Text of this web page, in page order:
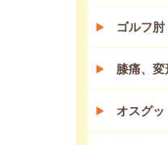
ゴルフ肘
膝痛、
オスグッ